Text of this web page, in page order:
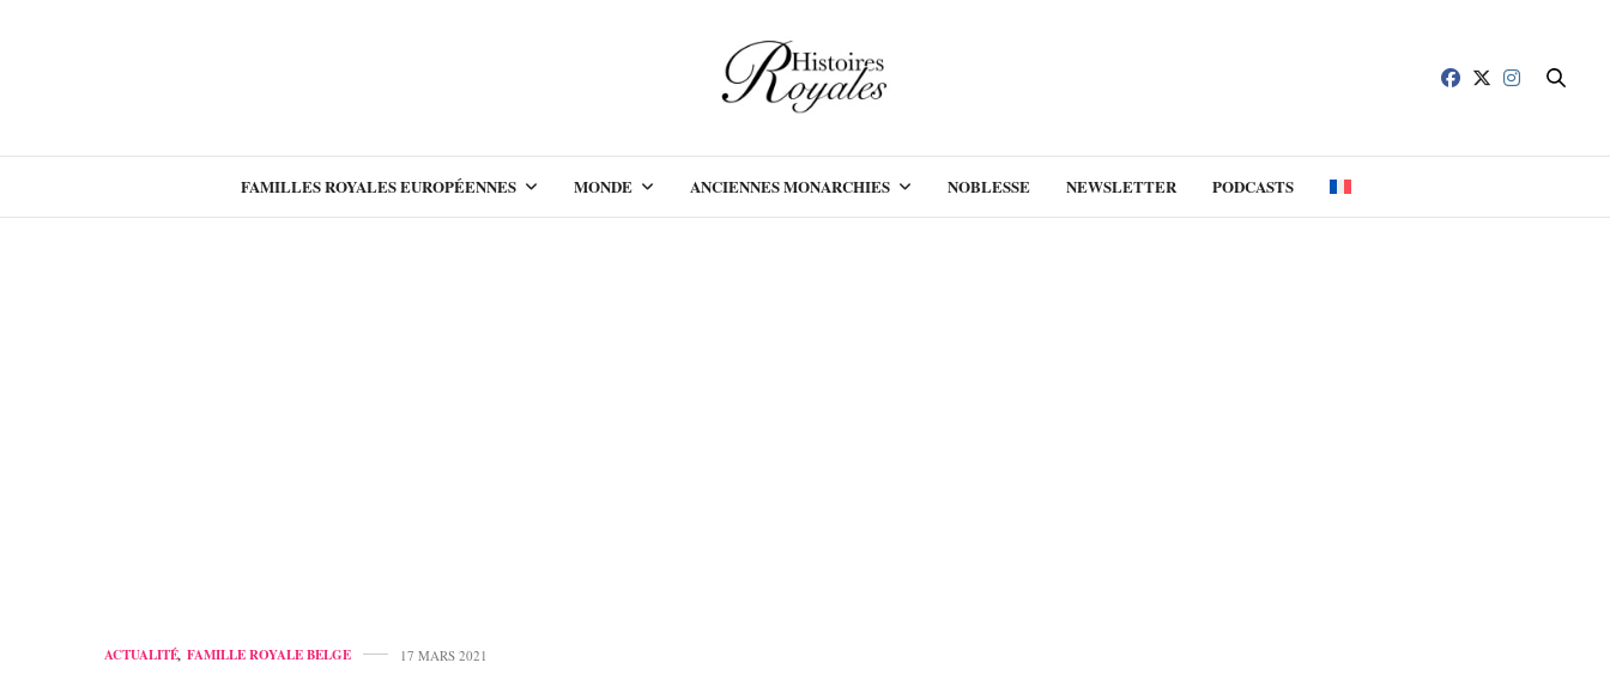
FAMILLES ROYALES EUROPÉENNES MONDE ANCIENNES MONARCHIES NOBLESSE NEWSLETTER PODCASTS
ACTUALITÉ, FAMILLE ROYALE BELGE 17 MARS 2021